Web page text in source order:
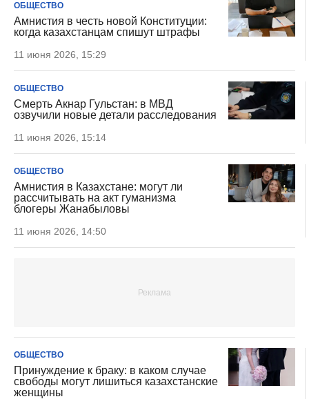
ОБЩЕСТВО
Амнистия в честь новой Конституции:
когда казахстанцам спишут штрафы
11 июня 2026, 15:29
ОБЩЕСТВО
Смерть Акнар Гульстан: в МВД
озвучили новые детали расследования
11 июня 2026, 15:14
ОБЩЕСТВО
Амнистия в Казахстане: могут ли
рассчитывать на акт гуманизма
блогеры Жанабыловы
11 июня 2026, 14:50
ОБЩЕСТВО
Принуждение к браку: в каком случае
свободы могут лишиться казахстанские
женщины